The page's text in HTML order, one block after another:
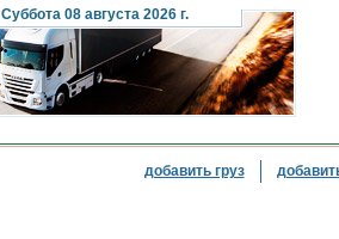
Суббота08 августа 2026 г.
добавить груз